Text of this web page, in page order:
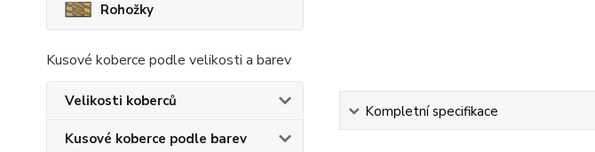
Rohožky
Kusové koberce podle velikosti a barev
Velikosti koberců
Kusové koberce podle barev
Kompletní specifikace